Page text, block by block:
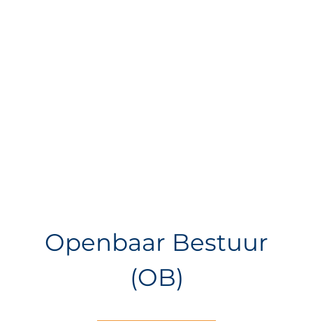
Openbaar Bestuur
(OB)